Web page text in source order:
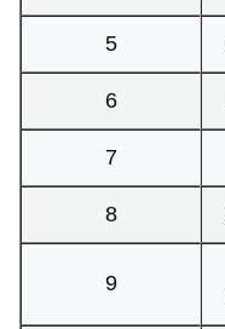
5
6
7
8
9